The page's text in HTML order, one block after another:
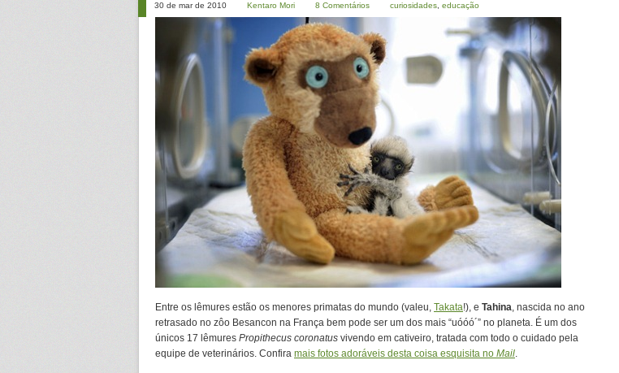
30 de mar de 2010 Kentaro Mori 8 Comentários curiosidades educação
Entre os lêmures estão os menores primatas do mundo (valeu, Takata!), e Tahina, nascida no ano
retrasado no zôo Besancon na França bem pode ser um dos mais “uóóó´” no planeta. É um dos
únicos 17 lêmures Propithecus coronatus vivendo em cativeiro, tratada com todo o cuidado pela
equipe de veterinários. Confira mais fotos adoráveis desta coisa esquisita no Mail.